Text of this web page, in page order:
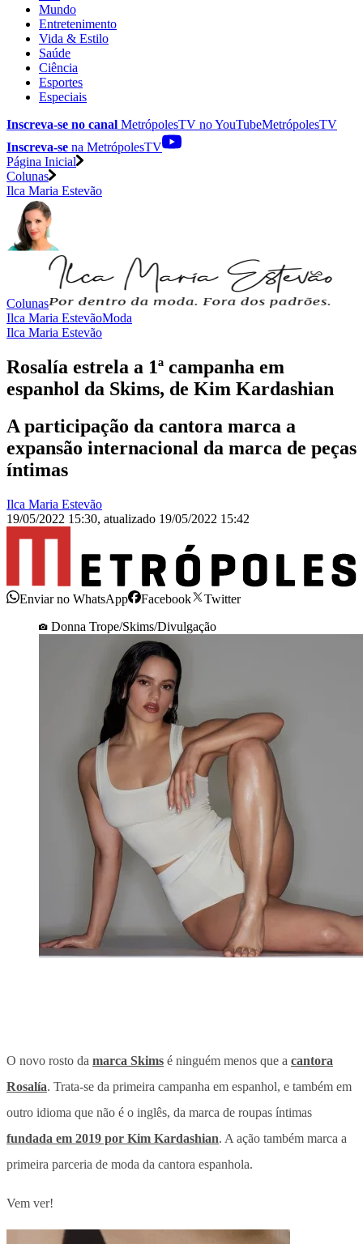
Mundo
Entretenimento
Vida & Estilo
Saúde
Ciência
Esportes
Especiais
Inscreva-se no canal MetrópolesTV noYouTubeMetrópolesTV
Inscreva-se na MetrópolesTV
Página Inicial
Colunas
Ilca Maria Estevão
Colunas
Ilca Maria EstevãoModa
Ilca Maria Estevão
Rosalía estrela a 1ª campanha em
espanhol da Skims, de Kim Kardashian
A participação da cantora marca a
expansão internacional da marca de peças
íntimas
Ilca Maria Estevão
19/05/2022 15:30, atualizado 19/05/2022 15:42
Enviar no WhatsApp Facebook
Twitter
Donna Trope/Skims/Divulgação
O novo rosto da marca Skims é ninguém menos que a cantora
Rosalía. Trata-se da primeira campanha em espanhol, e também em
outro idioma que não é o inglês, da marca de roupas íntimas
fundada em 2019 por Kim Kardashian. A ação também marca a
primeira parceria de moda da cantora espanhola.
Vem ver!